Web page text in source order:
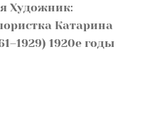
Художник:
Катарина
1920е годы